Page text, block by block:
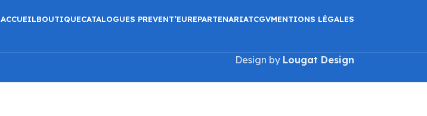
ACCUEILBOUTIQUECATALOGUES PREVENT’EUREPARTENARIATCGVMENTIONS LÉGALES
Design by Lougat Design